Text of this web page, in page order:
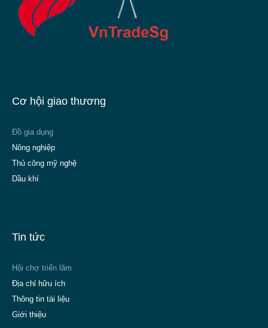
Cơ hội giao thương
Đồ gia dụng
Nông nghiệp
Thủ công mỹ nghệ
Dầu khí
Tin tức
Hội chợ triển lãm
Địa chỉ hữu ích
Thông tin tài liệu
Giới thiệu